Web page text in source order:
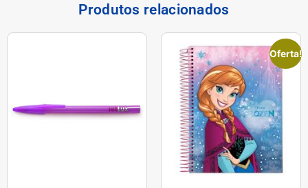
Produtos relacionados
Oferta!